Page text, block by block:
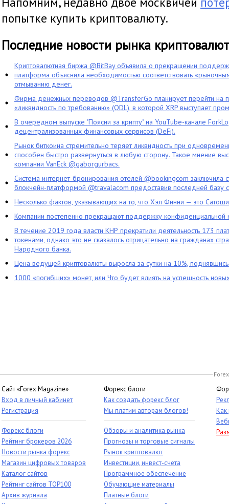
попытке купить криптовалюту.
Последние новости рынка криптовалют
Криптовалютная биржа @BitBay объявила о прекращении
платформа объяснила необходимостью соответствовать
отмыванию денег.
Фирма денежных переводов @TransferGo планирует перейти на
«ликвидность по требованию» (ODL), в которой XRP выступает
В очередном выпуске "Поясни за крипту" на YouTube-канале
децентрализованных финансовых сервисов (DeFi).
Рынок биткоина стремительно теряет ликвидность при
способен быстро развернуться в любую сторону. Такое мнение
компании VanEck @gaborgurbacs.
Система интернет-бронирования отелей @bookingcom заключила
блокчейн-платформой @travalacom предоставив последней базу
Несколько фактов, указывающих на то, что Хэл Финни — это
Компании постепенно прекращают поддержку конфиденциальной
В течение 2019 года власти КНР прекратили деятельность 173
токенами, однако это не сказалось отрицательно на гражданах
Народного банка.
Цена ведущей криптовалюты выросла за сутки на 10%,
1000 «погибших» монет, или Что будет влиять на успешность
Сайт «Forex Magazine»
Вход в личный кабинет
Регистрация
Форекс блоги
Рейтинг брокеров 2026
Новости рынка форекс
Магазин цифровых товаров
Каталог сайтов
Рейтинг сайтов TOP100
Архив журнала
Форекс блоги
Как создать форекс блог
Мы платим авторам блогов!
Обзоры и аналитика рынка
Прогнозы и торговые сигналы
Рынок криптовалют
Инвестиции, инвест-счета
Программное обеспечение
Обучающие материалы
Платные блоги
Как